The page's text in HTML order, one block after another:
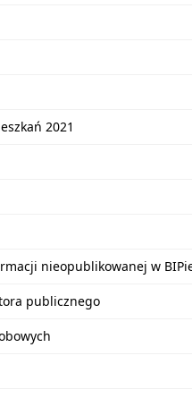
2021
nieopublikowanej w
publicznego